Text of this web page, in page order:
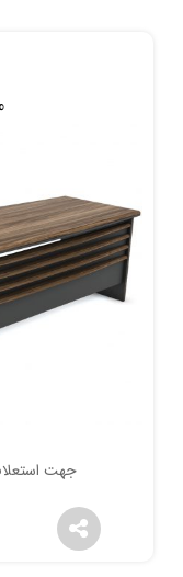
جهت استعلام